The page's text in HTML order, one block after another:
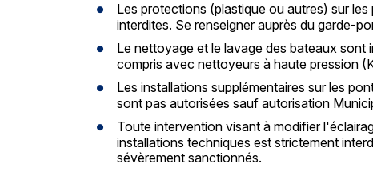
Les protections (plastique ou autres) sur
interdites. Se renseigner auprès du garde-
Le nettoyage et le lavage des bateaux sont
compris avec nettoyeurs à haute pression
Les installations supplémentaires sur les
sont pas autorisées sauf autorisation
Toute intervention visant à modifier
installations techniques est strictement
sévèrement sanctionnés.